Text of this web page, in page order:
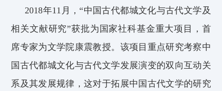
2018年11月 ， “中国古代都城文化与古代文学及
相关文献研究”获批为 国家社科基金重大项目， 首
席专家为文学院康震教授。该项目 重点研究考察中
国古代都城文化与古代文学发展演变的双向互动关
系及其发展规律，这对于拓展中国古代文学的研究